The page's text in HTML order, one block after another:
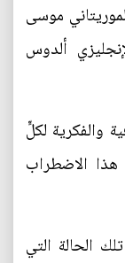
موسى
الإنجليزي ألدوس
والفكرية لكلٍّ
هذا الاضطراب
الحالة التي